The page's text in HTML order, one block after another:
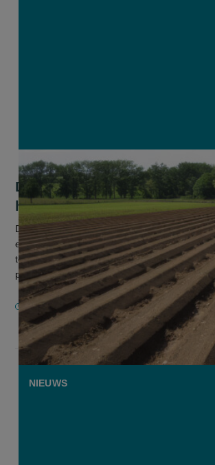
Drempels bij ruggenteelt:
het verplicht?
Drempels aanleggen in ruggenteelten, zoals
een eenvoudige maar doeltreffende manier
te beperken. Afhankelijk van de
perceel en het t...
8 APRIL 2026
NIEUWS